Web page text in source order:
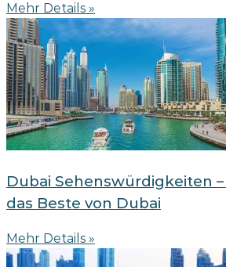
Mehr Details »
Dubai Sehenswürdigkeiten
das Beste von Dubai
Mehr Details »